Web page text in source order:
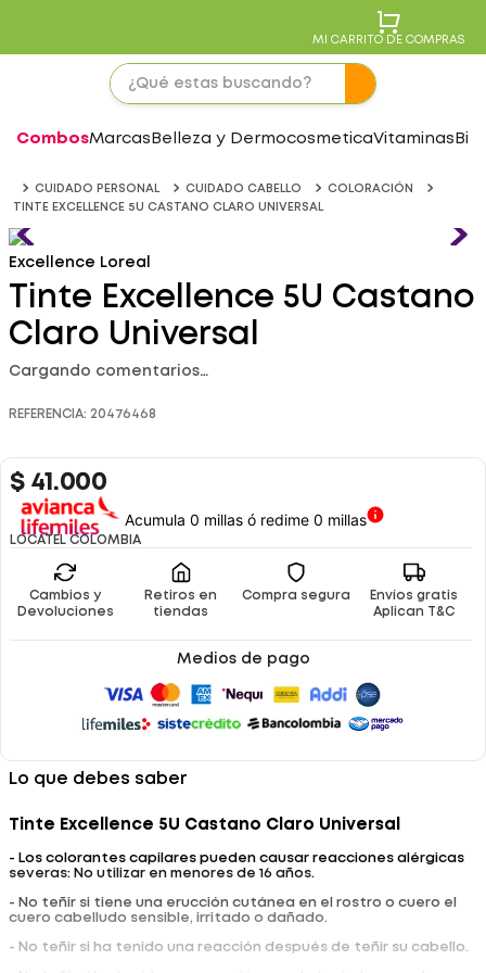
MI CARRITO DE COMPRAS
CombosMarcas Belleza y DermocosmeticaVitaminas
CUIDADO PERSONAL CUIDADO CABELLO
COLORACIÓN
TINTE EXCELLENCE 5U CASTANO CLARO UNIVERSAL
Excellence Loreal
Tinte Excellence 5U Castano
Claro Universal
Cargando comentarios…
REFERENCIA: 20476468
$ 41 .000
Acumula 0 millas ó redime 0 millas
LOCATEL COLOMBIA
Cambios y
Devoluciones
Retiros en
tiendas
Compra segura
Envíos gratis
Aplican T&C
Medios de pago
Lo que debes saber
Tinte Excellence 5U Castano Claro Universal
- Los colorantes capilares pueden causar reacciones alérgicas
severas: No utilizar en menores de 16 años.
- No teñir si tiene una erucción cutánea en el rostro o cuero el
cuero cabelludo sensible, irritado o dañado.
- No teñir si ha tenido una reacción después de teñir su cabello.